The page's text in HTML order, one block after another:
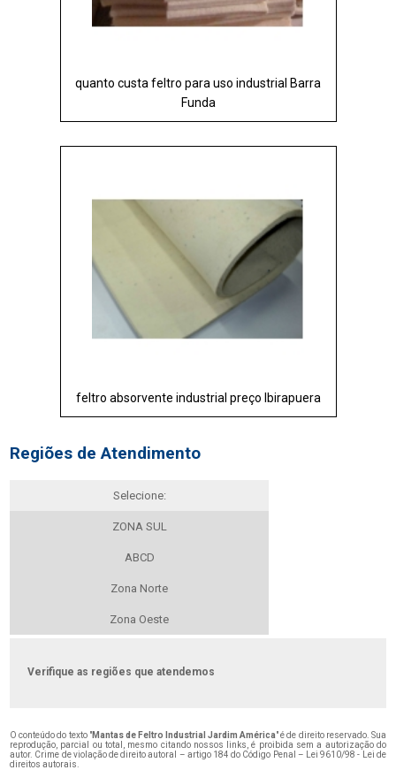
quanto custa feltro para uso industrial Barra
Funda
feltro absorvente industrial preço Ibirapuera
Regiões de Atendimento
Selecione:
ZONA SUL
ABCD
Zona Norte
Zona Oeste
Verifique as regiões que atendemos
O conteúdo do texto "Mantas de Feltro Industrial Jardim América" é de direito reservado. Sua
reprodução, parcial ou total, mesmo citando nossos links, é proibida sem a autorização do
autor. Crime de violação de direito autoral – artigo 184 do Código Penal –
Lei 9610/98 - Lei de
direitos autorais